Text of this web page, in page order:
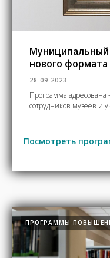
Муниципальный
нового формата
28.09.2023
Программа
сотрудников музеев и
Посмотреть
ПРОГРАММЫ